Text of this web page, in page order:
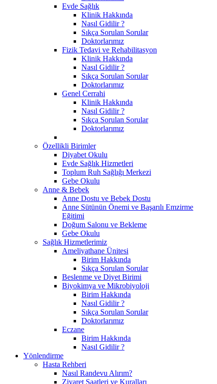
Evde Sağlık
Klinik Hakkında
Nasıl Gidilir ?
Sıkça Sorulan Sorular
Doktorlarımız
Fizik Tedavi ve Rehabilitasyon
Klinik Hakkında
Nasıl Gidilir ?
Sıkça Sorulan Sorular
Doktorlarımız
Genel Cerrahi
Klinik Hakkında
Nasıl Gidilir ?
Sıkça Sorulan Sorular
Doktorlarımız
Özellikli Birimler
Diyabet Okulu
Evde Sağlık Hizmetleri
Toplum Ruh Sağlığı Merkezi
Gebe Okulu
Anne & Bebek
Anne Dostu ve Bebek Dostu
Anne Sütünün Önemi ve Başarılı Emzirme
Eğitimi
Doğum Salonu ve Bekleme
Gebe Okulu
Sağlık Hizmetlerimiz
Ameliyathane Ünitesi
Birim Hakkında
Sıkça Sorulan Sorular
Beslenme ve Diyet Birimi
Biyokimya ve Mikrobiyoloji
Birim Hakkında
Nasıl Gidilir ?
Sıkça Sorulan Sorular
Doktorlarımız
Eczane
Birim Hakkında
Nasıl Gidilir ?
Yönlendirme
Hasta Rehberi
Nasıl Randevu Alırım?
Ziyaret Saatleri ve Kuralları